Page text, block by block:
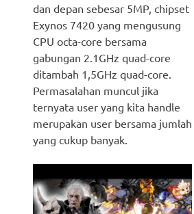
dan depan sebesar 5MP, chipset
Exynos 7420 yang mengusung
CPU octa-core bersama
gabungan 2.1GHz quad-core
ditambah 1,5GHz quad-core.
Permasalahan muncul jika
ternyata user yang kita handle
merupakan user bersama jumlah
yang cukup banyak.